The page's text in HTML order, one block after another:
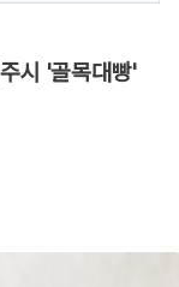
시 '골목대빵'